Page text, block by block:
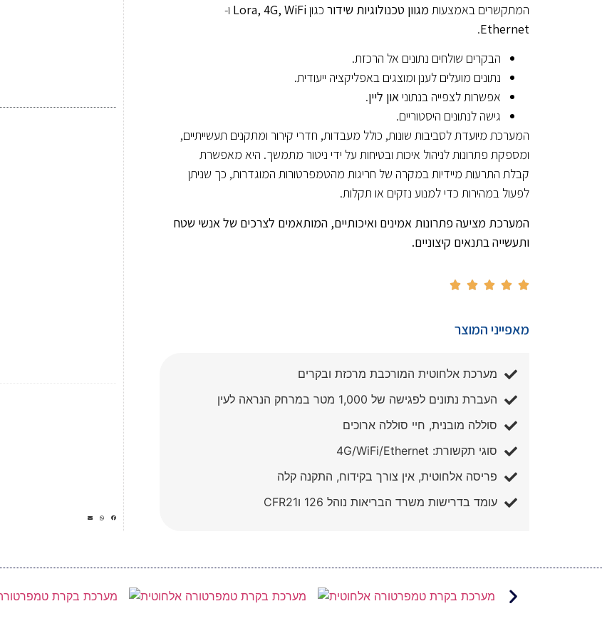
המתקשרים באמצעות מגוון טכנולוגיות שידור כגון Lora, 4G, WiFi ו-
Ethernet
.
הבקרים שולחים נתונים אל הרכזת.
נתונים מועלים לענן ומוצגים באפליקציה ייעודית.
אפשרות לצפייה בנתוניאון ליין.
גישה לנתונים היסטוריים.
המערכת מיועדת לסביבות שונות, כולל מעבדות, חדרי קירור ומתקנים תעשייתיים,
ומספקת פתרונות לניהול איכות ובטיחות על ידי ניטור מתמשך. היא מאפשרת
קבלת התרעות מיידיות במקרה של חריגות מהטמפרטורות המוגדרות, כך שניתן
לפעול במהירות כדי למנוע נזקים או תקלות.
המערכת מציעה פתרונות אמינים ואיכותיים, המותאמים לצרכים של אנשי שטח
ותעשייה בתנאים קיצוניים.





מאפייני המוצר
מערכת אלחוטית המורכבת מרכזת ובקרים
העברת נתונים לפגישה של 1,000 מטר במרחק הנראה לעין
סוללה מובנית, חיי סוללה ארוכים
סוגי תקשורת: 4G/WiFi/Ethernet
פריסה אלחוטית, אין צורך בקידוח, התקנה קלה
עומד בדרישות משרד הבריאות נוהל 126 וCFR21